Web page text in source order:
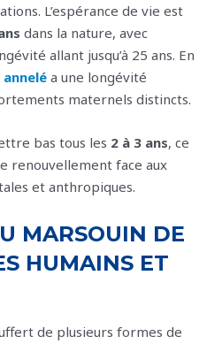
L’espérance de vie est
dans la nature, avec
allant jusqu’à 25 ans. En
a une longévité
maternels distincts.
bas tous les 2 à 3 ans, ce
renouvellement face aux
et anthropiques.
MARSOUIN DE
HUMAINS ET
de plusieurs formes de